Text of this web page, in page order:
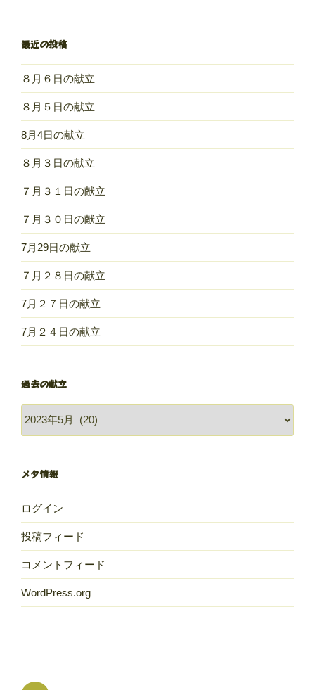
最近の投稿
８月６日の献立
８月５日の献立
8月4日の献立
８月３日の献立
７月３１日の献立
７月３０日の献立
7月29日の献立
７月２８日の献立
7月２７日の献立
7月２４日の献立
過去の献立
立
メタ情報
ログイン
投稿フィード
コメントフィード
WordPress.org